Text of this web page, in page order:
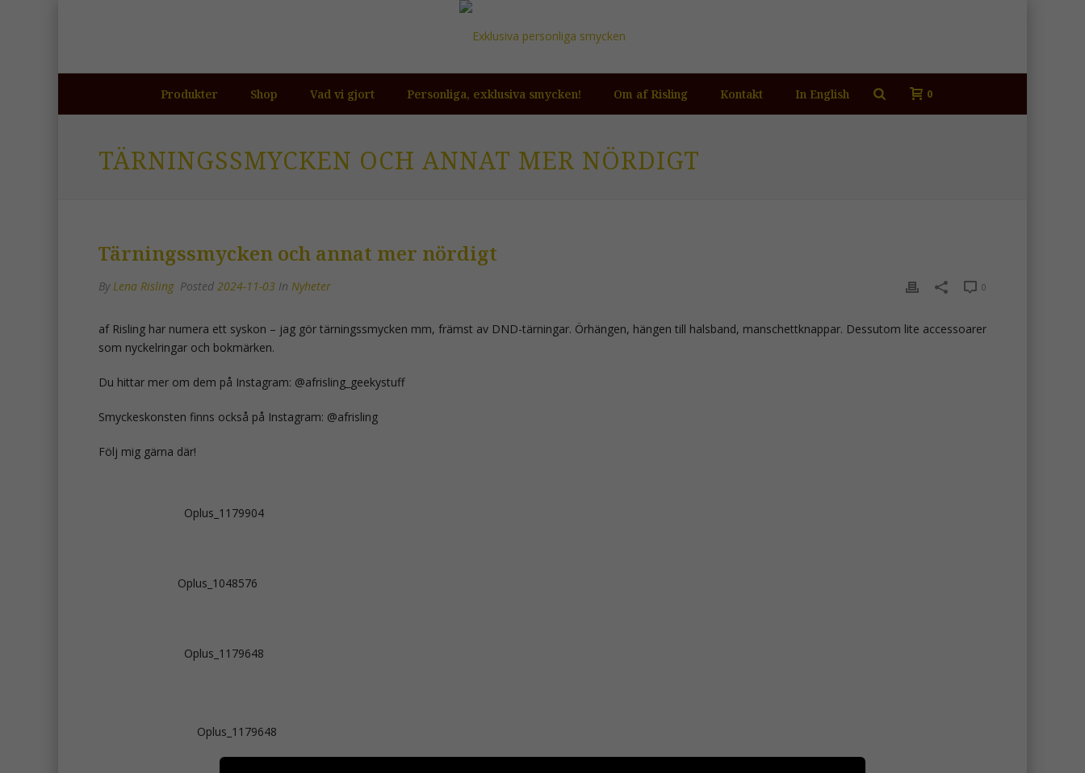
Produkter Shop Vad vi gjort Personliga, exklusiva smycken! Om af Risling Kontakt In English 0
TÄRNINGSSMYCKEN OCH ANNAT MER NÖRDIGT
Tärningssmycken och annat mer nördigt
ByLena Risling Posted 2024-11-03 In Nyheter 0
af Risling har numera ett syskon – jag gör tärningssmycken mm, främst av DND-tärningar. Örhängen, hängen till halsband, manschettknappar. Dessutom lite accessoarer
som nyckelringar och bokmärken.
Du hittar mer om dem på Instagram: @afrisling_geekystuff
Smyckeskonsten finns också på Instagram: @afrisling
Följ mig gärna där!
Oplus_1179904
Oplus_1048576
Oplus_1179648
Oplus_1179648